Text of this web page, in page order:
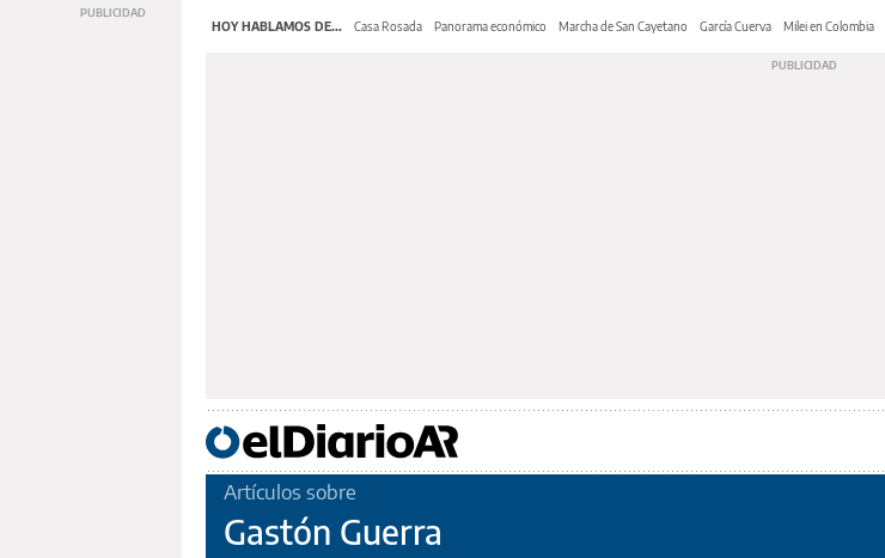
HOY HABLAMOS DE... Casa Rosada Panorama económico Marcha de San Cayetano García Cuerva Milei en Colombia
Artículos sobre
Gastón Guerra